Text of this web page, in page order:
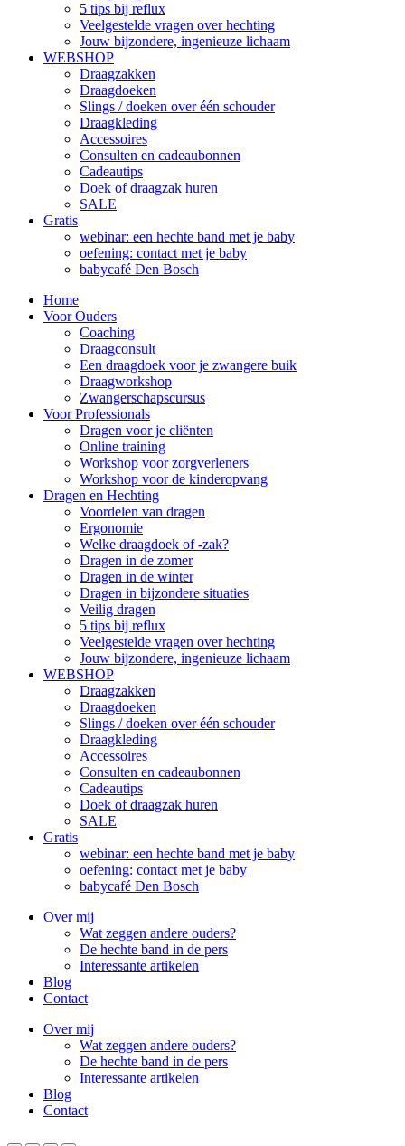
5 tips bij reflux
Veelgestelde vragen over hechting
Jouw bijzondere, ingenieuze lichaam
WEBSHOP
Draagzakken
Draagdoeken
Slings / doeken over één schouder
Draagkleding
Accessoires
Consulten en cadeaubonnen
Cadeautips
Doek of draagzak huren
SALE
Gratis
webinar: een hechte band met je baby
oefening: contact met je baby
babycafé Den Bosch
Home
Voor Ouders
Coaching
Draagconsult
Een draagdoek voor je zwangere buik
Draagworkshop
Zwangerschapscursus
Voor Professionals
Dragen voor je cliënten
Online training
Workshop voor zorgverleners
Workshop voor de kinderopvang
Dragen en Hechting
Voordelen van dragen
Ergonomie
Welke draagdoek of -zak?
Dragen in de zomer
Dragen in de winter
Dragen in bijzondere situaties
Veilig dragen
5 tips bij reflux
Veelgestelde vragen over hechting
Jouw bijzondere, ingenieuze lichaam
WEBSHOP
Draagzakken
Draagdoeken
Slings / doeken over één schouder
Draagkleding
Accessoires
Consulten en cadeaubonnen
Cadeautips
Doek of draagzak huren
SALE
Gratis
webinar: een hechte band met je baby
oefening: contact met je baby
babycafé Den Bosch
Over mij
Wat zeggen andere ouders?
De hechte band in de pers
Interessante artikelen
Blog
Contact
Over mij
Wat zeggen andere ouders?
De hechte band in de pers
Interessante artikelen
Blog
Contact